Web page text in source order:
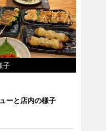
子
ーと店内の様子